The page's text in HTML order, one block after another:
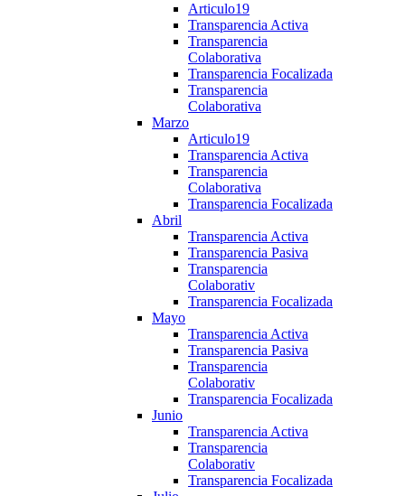
Articulo19
Transparencia Activa
Transparencia
Colaborativa
Transparencia Focalizada
Transparencia
Colaborativa
Marzo
Articulo19
Transparencia Activa
Transparencia
Colaborativa
Transparencia Focalizada
Abril
Transparencia Activa
Transparencia Pasiva
Transparencia
Colaborativ
Transparencia Focalizada
Mayo
Transparencia Activa
Transparencia Pasiva
Transparencia
Colaborativ
Transparencia Focalizada
Junio
Transparencia Activa
Transparencia
Colaborativ
Transparencia Focalizada